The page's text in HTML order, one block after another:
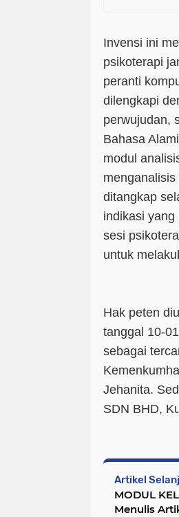
Invensi ini
psikoterapi
peranti
dilengkapi
perwujudan,
Bahasa
modul
ditangkap
indikasi
sesi
untuk
Hak peten
tanggal 10-
sebagai
Jehanita.
SDN BHD,
Artikel
MODUL
Menulis